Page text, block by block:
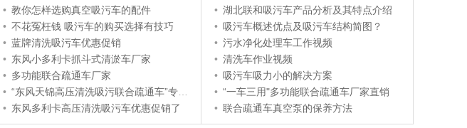
• 教你怎样选购真空吸污车的配件
• 不花冤枉钱 吸污车的购买选择有技巧
• 蓝牌清洗吸污车优惠促销
• 东风小多利卡抓斗式清淤车厂家
• 多功能联合疏通车厂家
• “东风天锦高压清洗吸污联合疏通车”专业评测
• 东风多利卡高压清洗吸污车优惠促销了
• 湖北联和吸污车产品分析及其特点介绍
• 吸污车概述优点及吸污车结构简图？
• 污水净化处理车工作视频
• 清洗车作业视频
• 吸污车吸力小的解决方案
• “一车三用"多功能联合疏通车厂家直销
• 联合疏通车真空泵的保养方法